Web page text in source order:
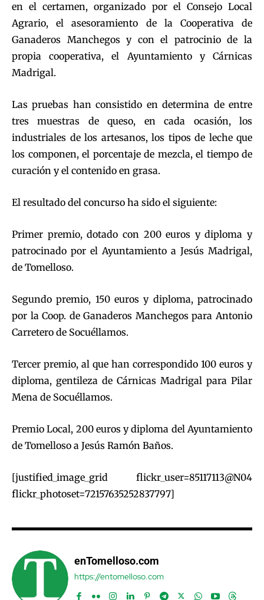
en el certamen, organizado por el Consejo Local
Agrario, el asesoramiento de la Cooperativa de
Ganaderos Manchegos y con el patrocinio de la
propia cooperativa, el Ayuntamiento y Cárnicas
Madrigal.
Las pruebas han consistido en determina de entre
tres muestras de queso, en cada ocasión, los
industriales de los artesanos, los tipos de leche que
los componen, el porcentaje de mezcla, el tiempo de
curación y el contenido en grasa.
El resultado del concurso ha sido el siguiente:
Primer premio, dotado con 200 euros y diploma y
patrocinado por el Ayuntamiento a Jesús Madrigal,
de Tomelloso.
Segundo premio, 150 euros y diploma, patrocinado
por la Coop. de Ganaderos Manchegos para Antonio
Carretero de Socuéllamos.
Tercer premio, al que han correspondido 100 euros y
diploma, gentileza de Cárnicas Madrigal para Pilar
Mena de Socuéllamos.
Premio Local, 200 euros y diploma del Ayuntamiento
de Tomelloso a Jesús Ramón Baños.
[justified_image_grid flickr_user=85117113@N04
flickr_photoset=72157635252837797]
enTomelloso.com
https://entomelloso.com